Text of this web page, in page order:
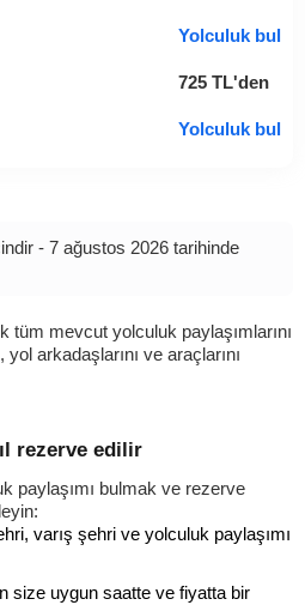
Yolculuk bul
725 TL'den
Yolculuk bul
- 7 ağustos 2026 tarihinde
tüm mevcut yolculuk paylaşımlarını
arkadaşlarını ve araçlarını
rezerve edilir
paylaşımı bulmak ve rezerve
varış şehri ve yolculuk paylaşımı
size uygun saatte ve fiyatta bir